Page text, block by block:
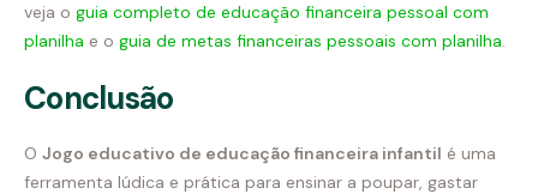
veja o guia completo de educação financeira pessoal com
planilha e o guia de metas financeiras pessoais com planilha.
Conclusão
O Jogo educativo de educação financeira infantil é uma
ferramenta lúdica e prática para ensinar a poupar, gastar